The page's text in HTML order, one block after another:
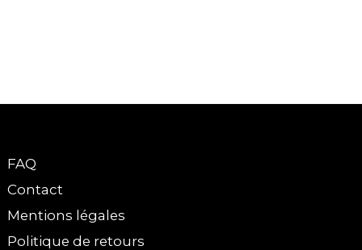
FAQ
Contact
Mentions légales
Politique de retours